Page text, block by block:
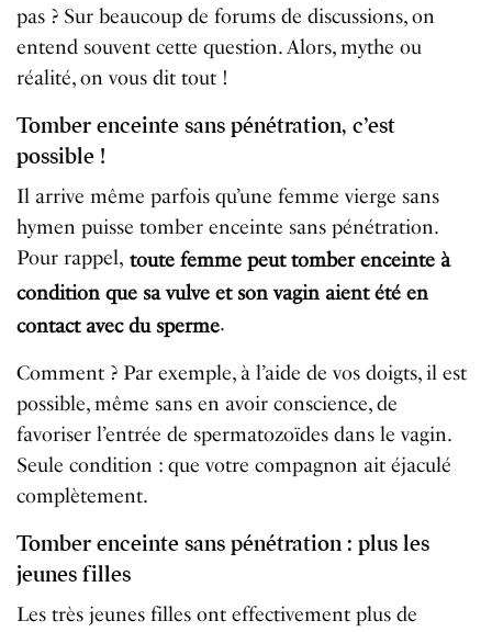
pas ? Sur beaucoup de forums de discussions, on
entend souvent cette question. Alors, mythe ou
réalité, on vous dit tout !
Tomber enceinte sans pénétration, c’est
possible !
Il arrive même parfois qu’une femme vierge sans
hymen puisse tomber enceinte sans pénétration.
Pour rappel, toute femme peut tomber enceinte à
condition que sa vulve et son vagin aient été en
contact avec du sperme.
Comment ? Par exemple, à l’aide de vos doigts, il est
possible, même sans en avoir conscience, de
favoriser l’entrée de spermatozoïdes dans le vagin.
Seule condition : que votre compagnon ait éjaculé
complètement.
Tomber enceinte sans pénétration : plus les
jeunes filles
Les très jeunes filles ont effectivement plus de